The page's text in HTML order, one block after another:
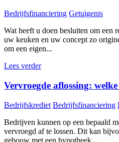
Bedrijfsfinanciering Getuigenis
Wat heeft u doen besluiten om een
uw keuken en uw concept zo
om een eigen...
Lees verder
Vervroegde aflossing:
Bedrijfskrediet Bedrijfsfinanciering
Bedrijven kunnen op een bepaald
vervroegd af te lossen. Dit kan
gebouw met een hypotheek...